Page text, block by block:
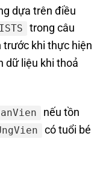
dựa trên điều
trong câu
khi thực hiện
dữ liệu khi thoả
nếu tồn
có tuổi bé